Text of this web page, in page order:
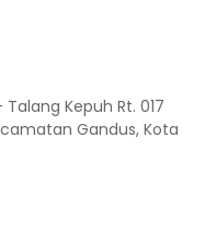
Kepuh Rt. 017
Gandus, Kota